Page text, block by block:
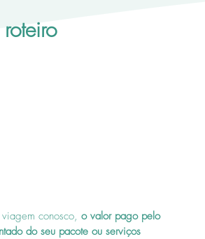
conosco, o valor pago pelo
do seu pacote ou serviços